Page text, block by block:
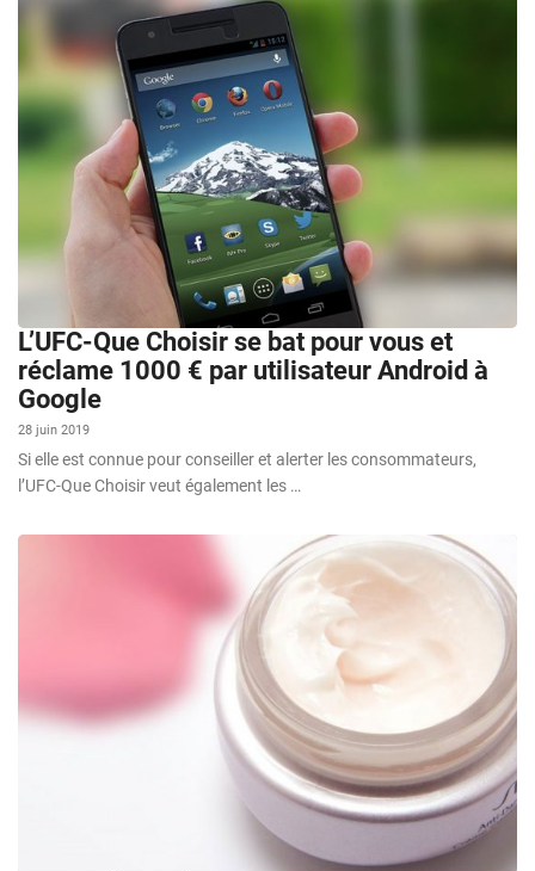
L’UFC-Que Choisir se bat pour vous et
réclame 1000 € par utilisateur Android à
Google
28 juin 2019
Si elle est connue pour conseiller et alerter les consommateurs,
l’UFC-Que Choisir veut également les …